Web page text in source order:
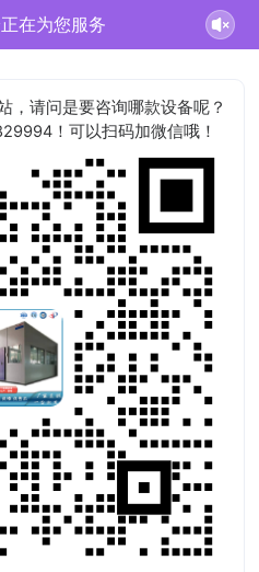
在为您服务
，请问是要咨询哪款设备呢？
！可以扫码加微信哦！